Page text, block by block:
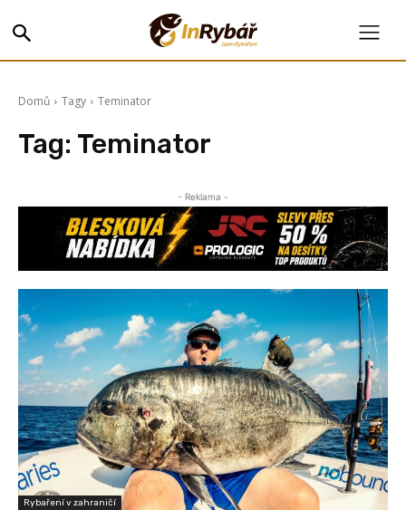
Domů Tagy Teminator
Tag: Teminator
- Reklama -
Rybaření v zahraničí